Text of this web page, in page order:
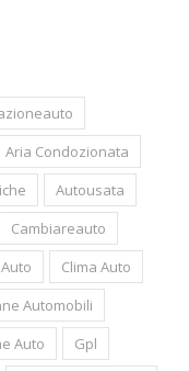
Aria Condozionata
Autousata
Cambiareauto
Clima Auto
Automobili
Auto
Gpl